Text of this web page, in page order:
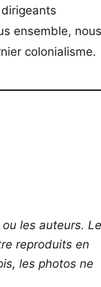
ensemble, nous
colonialisme.
ou les auteurs.
reproduits en
les photos ne